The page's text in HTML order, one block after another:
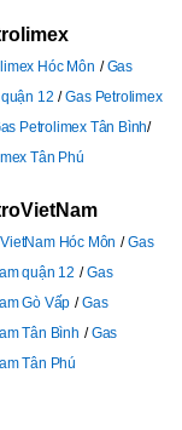
Hóc Môn
Gas
12
Gas Petrolimex
Petrolimex Tân Bình
Tân Phú
Hóc Môn
Gas
quận 12
Gas
Gò Vấp
Gas
Tân Bình
Gas
Tân Phú